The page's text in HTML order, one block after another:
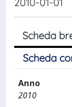
Scheda
Scheda
Anno
2010